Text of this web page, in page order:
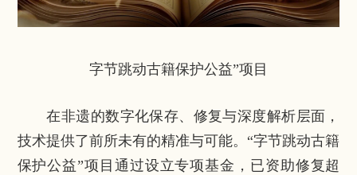
字节跳动古籍保护公益”项目
在非遗的数字化保存、修复与深度解析层面，
技术提供了前所未有的精准与可能。“字节跳动古籍
保护公益”项目通过设立专项基金，已资助修复超